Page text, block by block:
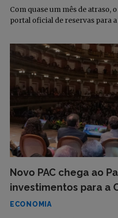
Com quase um mês de atraso,
portal oficial de reservas para
Novo PAC chega ao
investimentos para a
ECONOMIA